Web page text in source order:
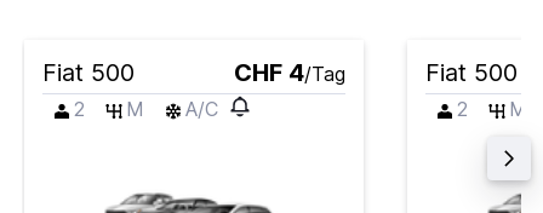
Fiat 500 CHF 4/Tag
2
M A/C
Fiat 500
2 M